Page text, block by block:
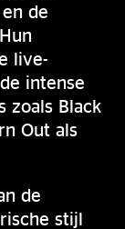
de
live-
intense
zoals Black
Out als
de
stijl